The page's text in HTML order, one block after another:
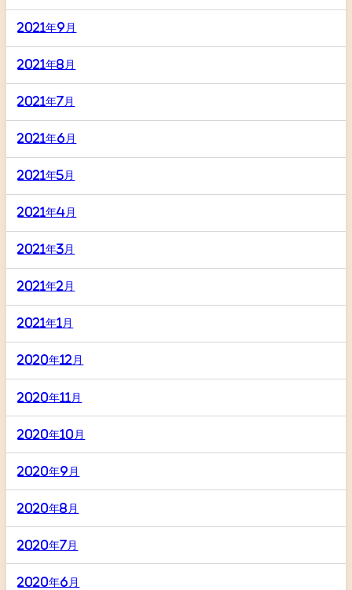
2021年9月
2021年8月
2021年7月
2021年6月
2021年5月
2021年4月
2021年3月
2021年2月
2021年1月
2020年12月
2020年11月
2020年10月
2020年9月
2020年8月
2020年7月
2020年6月